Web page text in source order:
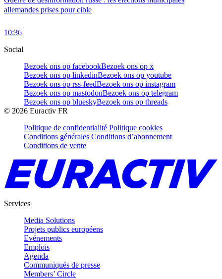
allemandes prises pour cible
10:36
Social
Bezoek ons op facebookBezoek ons op x
Bezoek ons op linkedinBezoek ons op youtube
Bezoek ons op rss-feedBezoek ons op instagram
Bezoek ons op mastodonBezoek ons op telegram
Bezoek ons op blueskyBezoek ons op threads
© 2026 Euractiv FR
Politique de confidentialité Politique cookies
Conditions générales Conditions d’abonnement
Conditions de vente
Services
Media Solutions
Projets publics européens
Evénements
Emplois
Agenda
Communiqués de presse
Members’ Circle